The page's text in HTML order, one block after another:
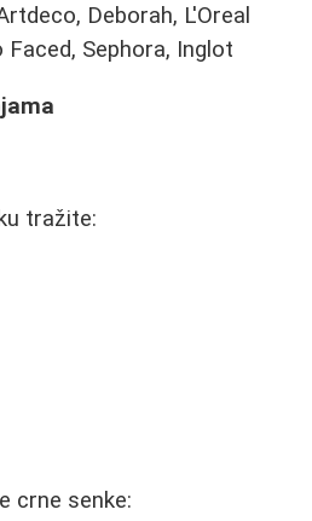
Deborah, L'Oreal
Sephora, Inglot
tražite:
crne senke: